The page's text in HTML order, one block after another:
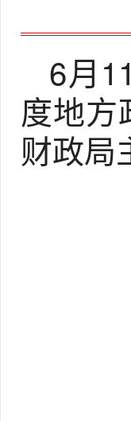
6月
度地
财政局